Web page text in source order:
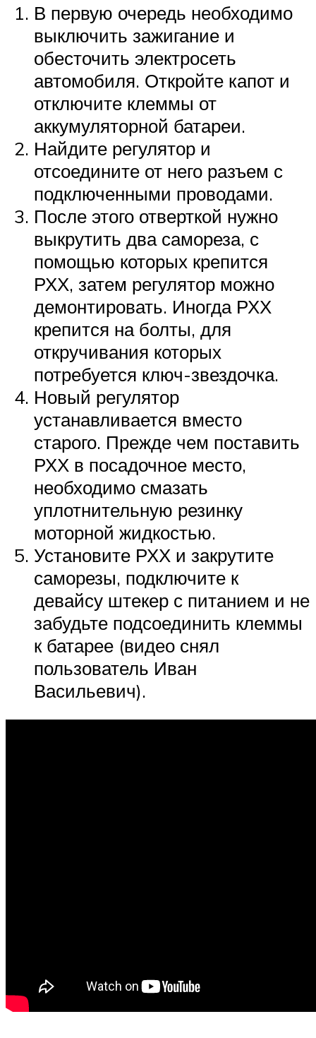
В первую очередь необходимо
выключить зажигание и
обесточить электросеть
автомобиля. Откройте капот и
отключите клеммы от
аккумуляторной батареи.
Найдите регулятор и
отсоедините от него разъем с
подключенными проводами.
После этого отверткой нужно
выкрутить два самореза, с
помощью которых крепится
РХХ, затем регулятор можно
демонтировать. Иногда РХХ
крепится на болты, для
откручивания которых
потребуется ключ-звездочка.
Новый регулятор
устанавливается вместо
старого. Прежде чем поставить
РХХ в посадочное место,
необходимо смазать
уплотнительную резинку
моторной жидкостью.
Установите РХХ и закрутите
саморезы, подключите к
девайсу штекер с питанием и не
забудьте подсоединить клеммы
к батарее (видео снял
пользователь Иван
Васильевич).